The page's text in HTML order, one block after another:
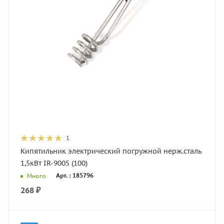
1
Кипятильник электрический погружной нерж.сталь
1,5кВт IR-9005 (100)
Много Арт. : 185796
268 ₽